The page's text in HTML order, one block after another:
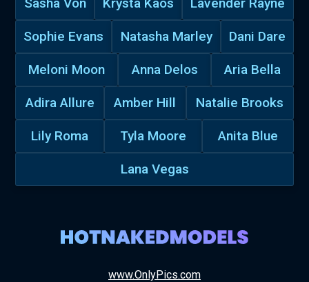
Sophie Evans Natasha Marley Dani Dare
Meloni Moon Anna Delos Aria Bella
Adira Allure Amber Hill Natalie Brooks
Lily Roma Tyla Moore Anita Blue
Lana Vegas
www.OnlyPics.com